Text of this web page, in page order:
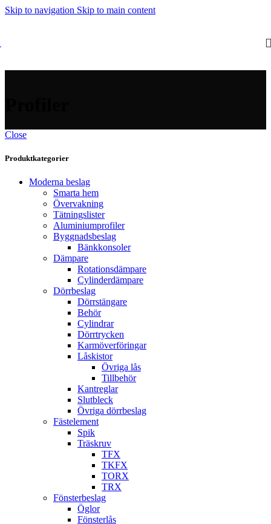
Skip to navigation Skip to main content
Close
Produktkategorier
Moderna beslag
Smarta hem
Övervakning
Tätningslister
Aluminiumprofiler
Byggnadsbeslag
Bänkkonsoler
Dämpare
Rotationsdämpare
Cylinderdämpare
Dörrbeslag
Dörrstängare
Behör
Cylindrar
Dörrtrycken
Karmöverföringar
Låskistor
Övriga lås
Tillbehör
Kantreglar
Slutbleck
Övriga dörrbeslag
Fästelement
Spik
Träskruv
TFX
TKFX
TORX
TRX
Fönsterbeslag
Öglor
Fönsterlås